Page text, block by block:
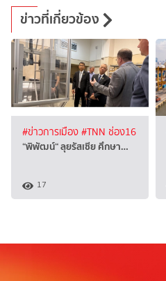
ข่าวที่เกี่ยวข้อง
#ข่าวการเมือง#TNN ช่อง16
“พิพัฒน์“ ลุยรัสเซีย ศึกษา…
17